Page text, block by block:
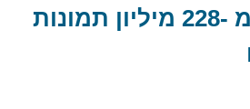
: יותר מ -228 מיליון תמונות